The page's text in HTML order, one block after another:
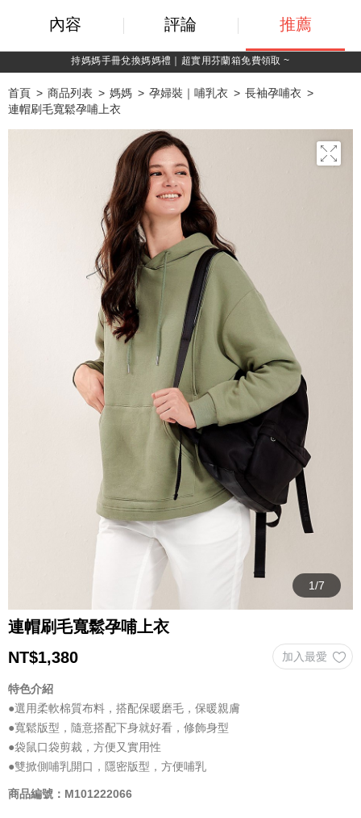
綁定LINE好友，500購物金立即折！
首頁 商品列表 媽媽 孕婦裝｜哺乳衣
長袖孕哺衣
連帽刷毛寬鬆孕哺上衣
連帽刷毛寬鬆孕哺上衣
NT$1,380
特色介紹
●選用柔軟棉質布料，搭配保暖磨毛，保暖親膚
●寬鬆版型，隨意搭配下身就好看，修飾身型
●袋鼠口袋剪裁，方便又實用性
●雙掀側哺乳開口，隱密版型，方便哺乳
商品編號：M101222066
內容 評論 推薦